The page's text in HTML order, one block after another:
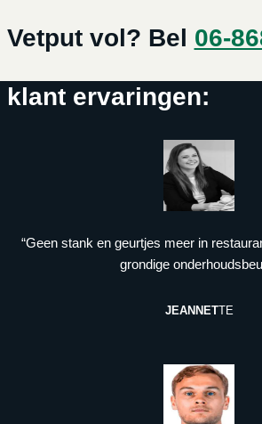
Vetput vol? Bel 06-
klant ervaringen:
“Geen stank en geurtjes meer in
grondige
JEANNETTE